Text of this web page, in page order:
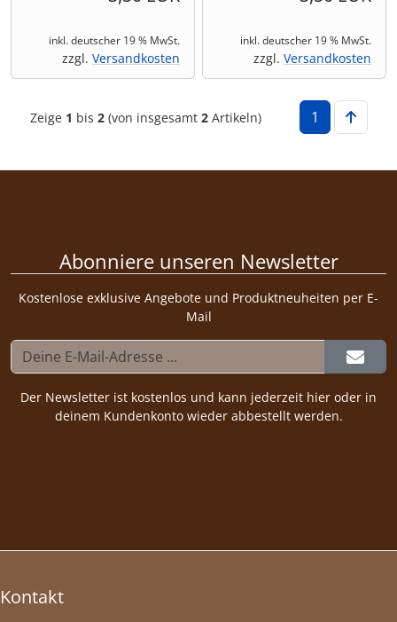
inkl. deutscher 19 % MwSt.
zzgl. Versandkosten
inkl. deutscher 19 % MwSt.
zzgl. Versandkosten
Zeige 1 bis 2(von insgesamt 2Artikeln) 1
Abonniere unseren Newsletter
Kostenlose exklusive Angebote und Produktneuheiten per E-
Mail
Der Newsletter ist kostenlos und kann jederzeit hier oder in
deinem Kundenkonto wieder abbestellt werden.
Kontakt
Shisha & Raucherbedarf
Steampunk (28)
Trinkflaschen & -schläuche (7)
Trinkhörner, Halter & Ständer (15)
Truhen & Kisten (30)